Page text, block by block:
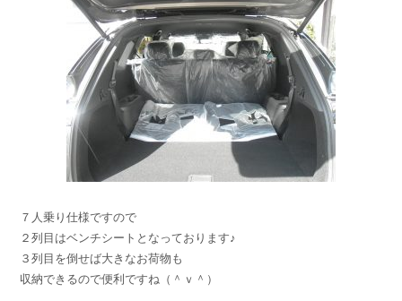
７人乗り仕様ですので
２列目はベンチシートとなっております♪
３列目を倒せば大きなお荷物も
収納できるので便利ですね（＾ｖ＾）